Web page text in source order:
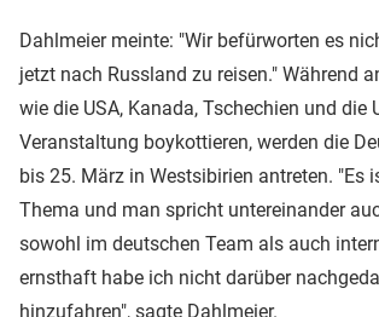
Dahlmeier meinte: "Wir befürworten es
jetzt nach Russland zu reisen." Während
wie die USA, Kanada, Tschechien und die
Veranstaltung boykottieren, werden die
bis 25. März in Westsibirien antreten. "Es
Thema und man spricht untereinander
sowohl im deutschen Team als auch
ernsthaft habe ich nicht darüber
hinzufahren", sagte Dahlmeier.